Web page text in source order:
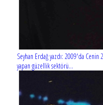
Seyhan Erdağ yazdı: 2009'da
yapan güzellik sektörü...